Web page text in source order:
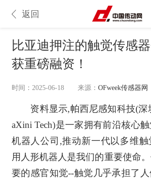
返回
比亚迪押注的触觉传感
获重磅融资！
时间：2025-06-18 来源： OFweek传感器网
资料显示,帕西尼感知科技(深
aXini Tech)是一家拥有前沿核心
机器人公司,推动新一代以多维
用人形机器人是我们的重要使命
要的感官知觉--触觉几乎承担了